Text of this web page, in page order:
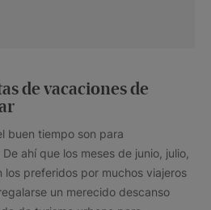
de vacaciones de
buen tiempo son para
ahí que los meses de junio, julio,
los preferidos por muchos viajeros
un merecido descanso